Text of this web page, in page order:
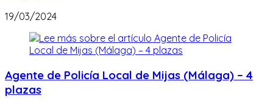
19/03/2024
Agente de Policía Local de Mijas (Málaga) – 4
plazas